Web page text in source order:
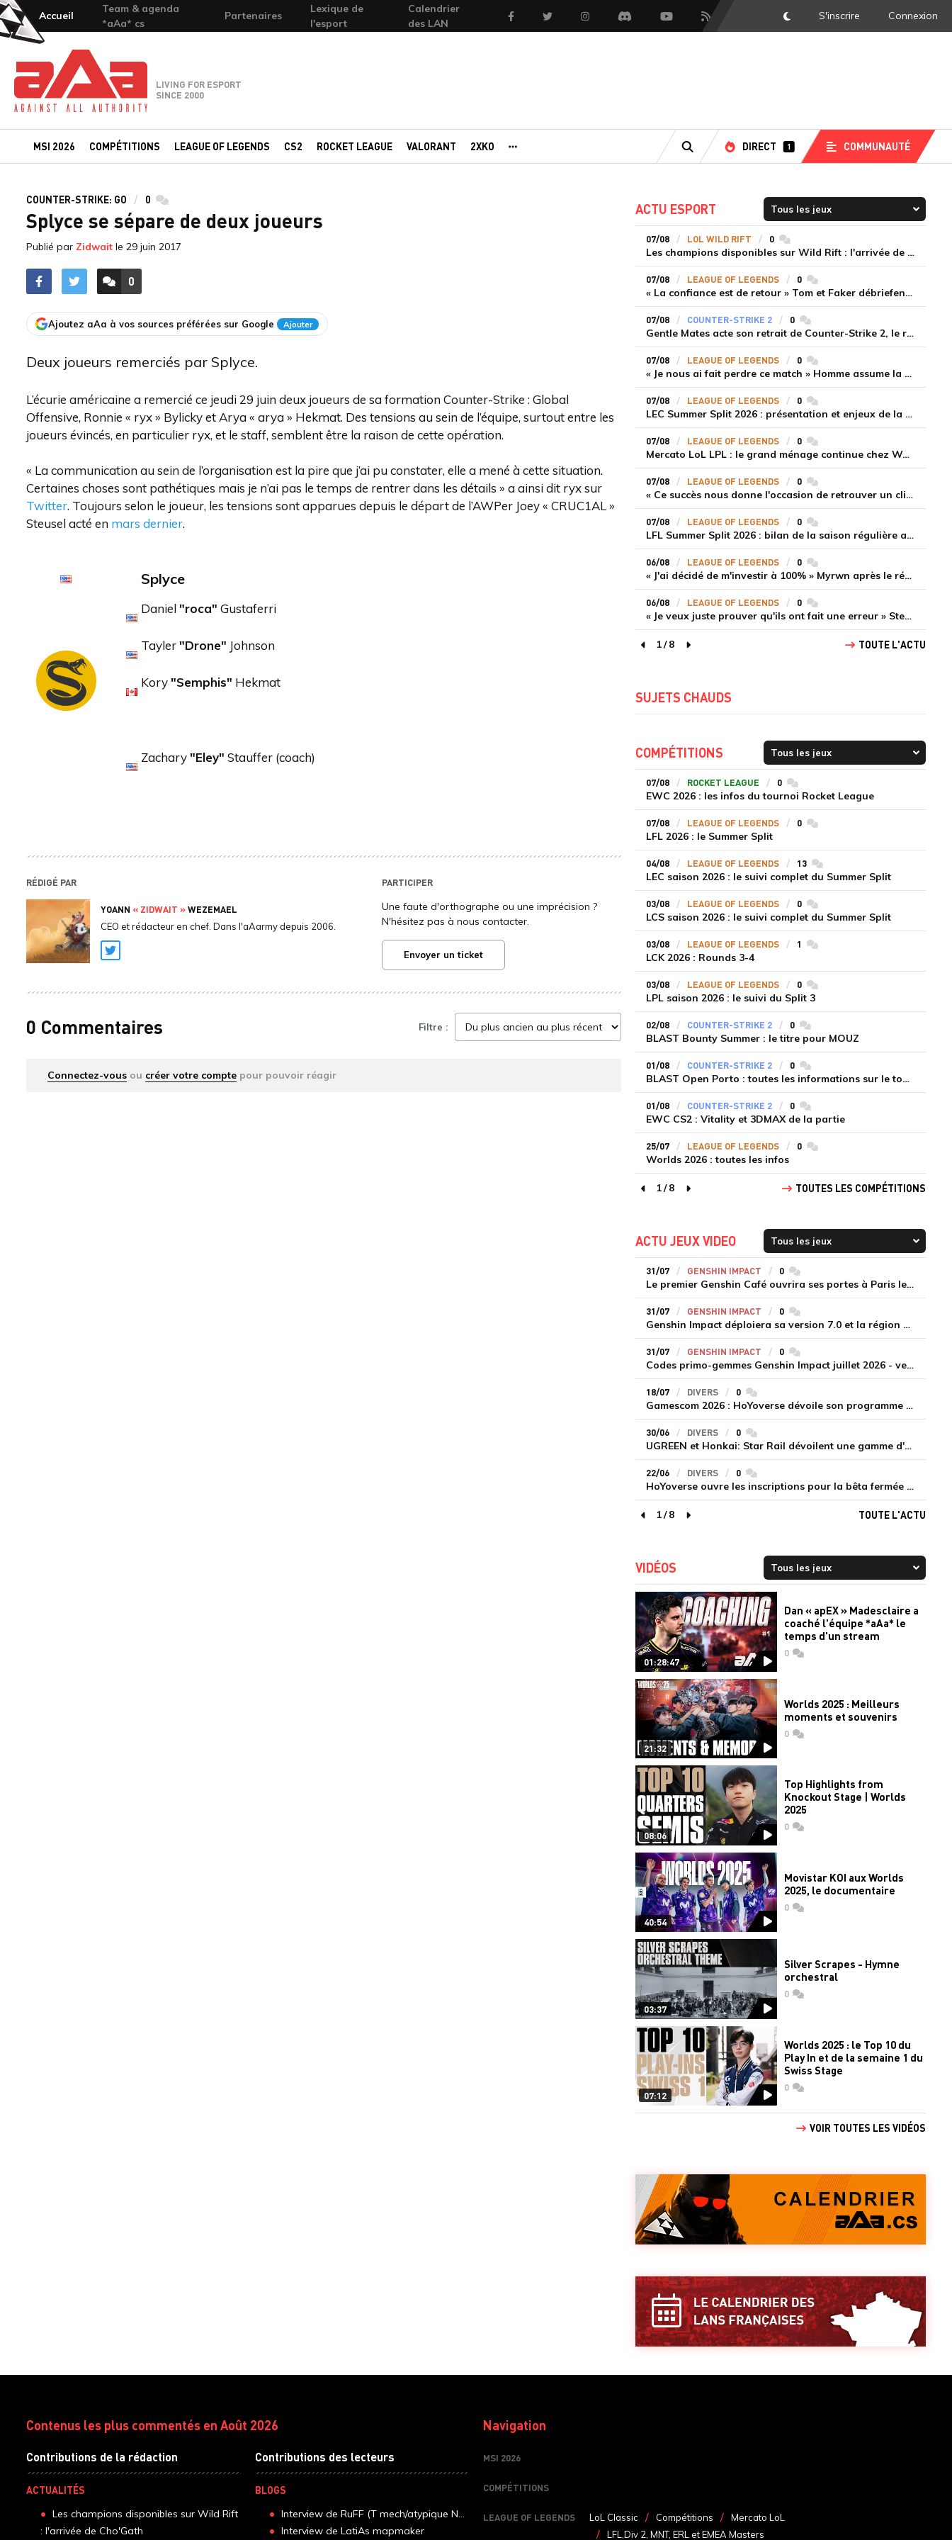
Accueil
Team & agenda
*aAa* cs
Partenaires
Lexique de
l'esport
Calendrier
des LAN
FacebookTwitter InstagramDiscord YoutubeFlux RSS DarkMode
S'inscrire Connexion
Team-aAa - against All authority
LIVING FOR ESPORT
SINCE 2000
MSI 2026 COMPÉTITIONS LEAGUE OF LEGENDS CS2 ROCKET LEAGUE VALORANT 2XKO
RECHERCHE
DIRECT 1 COMMUNAUTÉ
COUNTER-STRIKE: GO 0 commentaires
Splyce se sépare de deux joueurs
Publié par Zidwait le 29 juin 2017
ACCÉDER AUX
0
COMMENTAIRES
Ajoutez aAa à vos sources préférées sur Google Ajouter
Deux joueurs remerciés par Splyce.
L’écurie américaine a remercié ce jeudi 29 juin deux joueurs de sa formation Counter-Strike : Global
Offensive, Ronnie « ryx » Bylicky et Arya « arya » Hekmat. Des tensions au sein de l’équipe, surtout entre les
joueurs évincés, en particulier ryx, et le staff, semblent être la raison de cette opération.
« La communication au sein de l’organisation est la pire que j’ai pu constater, elle a mené à cette situation.
Certaines choses sont pathétiques mais je n’ai pas le temps de rentrer dans les détails » a ainsi dit ryx sur
Twitter. Toujours selon le joueur, les tensions sont apparues depuis le départ de l’AWPer Joey « CRUC1AL »
Steusel acté en mars dernier.
Splyce
Daniel"roca" Gustaferri
Tayler"Drone" Johnson
Kory"Semphis" Hekmat
Zachary"Eley" Stauffer (coach)
RÉDIGÉ PAR
YOANN « ZIDWAIT »WEZEMAEL
CEO et rédacteur en chef. Dans l'aAarmy depuis 2006.
Twitter
PARTICIPER
Une faute d'orthographe ou une imprécision ?
N'hésitez pas à nous contacter.
Envoyer un ticket
0 Commentaires Filtre :
Connectez-vous ou créer votre compte pour pouvoir réagir
ACTU ESPORT
07/08 LOL WILD RIFT 0commentaires
Les champions disponibles sur Wild Rift : l'arrivée de Cho'Gath
07/08 LEAGUE OF LEGENDS 0commentaires
« La confiance est de retour » Tom et Faker débriefent la victoire convaincante de T1 face à Dplus KIA
07/08 COUNTER-STRIKE 2 0commentaires
Gentle Mates acte son retrait de Counter-Strike 2, le roster ibérique libéré
07/08 LEAGUE OF LEGENDS 0commentaires
« Je nous ai fait perdre ce match » Homme assume la responsabilité de la défaite de HLE face à Gen.G
07/08 LEAGUE OF LEGENDS 0commentaires
LEC Summer Split 2026 : présentation et enjeux de la troisième semaine de compétition
07/08 LEAGUE OF LEGENDS 0commentaires
Mercato LoL LPL : le grand ménage continue chez Weibo Gaming, Jiejie quitte le navire au profit de Xiaohao
07/08 LEAGUE OF LEGENDS 0commentaires
« Ce succès nous donne l'occasion de retrouver un climat beaucoup plus positif » Ryu et Canyon soulagés après la victoire de Gen.G sur HLE
07/08 LEAGUE OF LEGENDS 0commentaires
LFL Summer Split 2026 : bilan de la saison régulière avec Solary en tête
06/08 LEAGUE OF LEGENDS 0commentaires
« J'ai décidé de m'investir à 100% » Myrwn après le réveil de Movistar KOI face à Fnatic
06/08 LEAGUE OF LEGENDS 0commentaires
« Je veux juste prouver qu'ils ont fait une erreur » Stend se confie sur son mercato chaotique et ses ambitions avec Shifters
page précédente
1/8
page suivante
TOUTE L'ACTU
SUJETS CHAUDS
COMPÉTITIONS
07/08 ROCKET LEAGUE 0commentaires
EWC 2026 : les infos du tournoi Rocket League
07/08 LEAGUE OF LEGENDS 0commentaires
LFL 2026 : le Summer Split
04/08 LEAGUE OF LEGENDS 13commentaires
LEC saison 2026 : le suivi complet du Summer Split
03/08 LEAGUE OF LEGENDS 0commentaires
LCS saison 2026 : le suivi complet du Summer Split
03/08 LEAGUE OF LEGENDS 1 commentaires
LCK 2026 : Rounds 3-4
03/08 LEAGUE OF LEGENDS 0commentaires
LPL saison 2026 : le suivi du Split 3
02/08 COUNTER-STRIKE 2 0commentaires
BLAST Bounty Summer : le titre pour MOUZ
01/08 COUNTER-STRIKE 2 0commentaires
BLAST Open Porto : toutes les informations sur le tournoi
01/08 COUNTER-STRIKE 2 0commentaires
EWC CS2 : Vitality et 3DMAX de la partie
25/07 LEAGUE OF LEGENDS 0commentaires
Worlds 2026 : toutes les infos
page précédente
1/8
page suivante
TOUTES LES COMPÉTITIONS
ACTU JEUX VIDEO
31/07 GENSHIN IMPACT 0commentaires
Le premier Genshin Café ouvrira ses portes à Paris le 14 août
31/07 GENSHIN IMPACT 0commentaires
Genshin Impact déploiera sa version 7.0 et la région de Snezhnaya le 12 août
31/07 GENSHIN IMPACT 0commentaires
Codes primo-gemmes Genshin Impact juillet 2026 - version 7.0
18/07 DIVERS 0commentaires
Gamescom 2026 : HoYoverse dévoile son programme et présente deux nouveaux jeux inédits
30/06 DIVERS 0commentaires
UGREEN et Honkai: Star Rail dévoilent une gamme d'accessoires de recharge en édition limitée
22/06 DIVERS 0commentaires
HoYoverse ouvre les inscriptions pour la bêta fermée de Honkai : Nexus Anima
page précédente
1/8
page suivante
TOUTE L'ACTU
VIDÉOS
01:28:47
Dan « apEX » Madesclaire a
coaché l'équipe *aAa* le
temps d'un stream
0commentaires
21:32
Worlds 2025 : Meilleurs
moments et souvenirs
0commentaires
08:06
Top Highlights from
Knockout Stage | Worlds
2025
0commentaires
40:54
Movistar KOI aux Worlds
2025, le documentaire
0commentaires
03:37
Silver Scrapes - Hymne
orchestral
0commentaires
07:12
Worlds 2025 : le Top 10 du
Play In et de la semaine 1 du
Swiss Stage
0commentaires
VOIR TOUTES LES VIDÉOS
Contenus les plus commentés en Août 2026
Contributions de la rédaction
ACTUALITÉS
Les champions disponibles sur Wild Rift
: l'arrivée de Cho'Gath
Contributions des lecteurs
BLOGS
Interview de RuFF (T mech/atypique N...
Interview de LatiAs mapmaker
Navigation
MSI 2026
COMPÉTITIONS
LEAGUE OF LEGENDS LoL Classic Compétitions
Mercato LoL
LFL,Div 2, MNT, ERL et EMEA Masters